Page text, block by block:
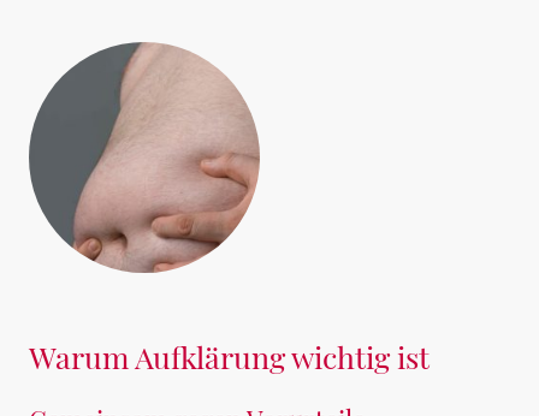
Warum Aufklärung wichtig ist